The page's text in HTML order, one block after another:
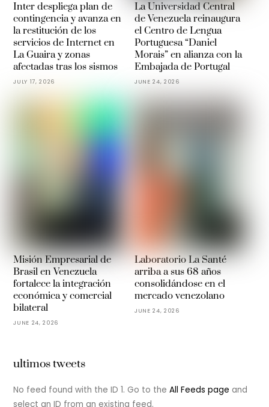
Inter despliega plan de
contingencia y avanza en
la restitución de los
servicios de Internet en
La Guaira y zonas
afectadas tras los sismos
JULY 17, 2026
La Universidad Central
de Venezuela reinaugura
el Centro de Lengua
Portuguesa “Daniel
Morais” en alianza con la
Embajada de Portugal
JUNE 24, 2026
Misión Empresarial de
Brasil en Venezuela
fortalece la integración
económica y comercial
bilateral
JUNE 24, 2026
Laboratorio La Santé
arriba a sus 68 años
consolidándose en el
mercado venezolano
JUNE 24, 2026
ultimos tweets
No feed found with the ID 1. Go to theAll Feeds page and
select an ID from an existing feed.